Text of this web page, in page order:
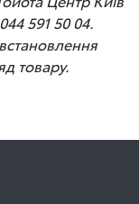
591 50 04.
товару.